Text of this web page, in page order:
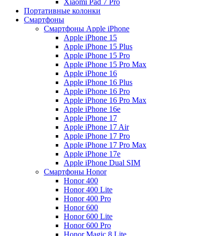
Xiaomi Pad 7 Pro
Портативные колонки
Смартфоны
Смартфоны Apple iPhone
Apple iPhone 15
Apple iPhone 15 Plus
Apple iPhone 15 Pro
Apple iPhone 15 Pro Max
Apple iPhone 16
Apple iPhone 16 Plus
Apple iPhone 16 Pro
Apple iPhone 16 Pro Max
Apple iPhone 16e
Apple iPhone 17
Apple iPhone 17 Air
Apple iPhone 17 Pro
Apple iPhone 17 Pro Max
Apple iPhone 17e
Apple iPhone Dual SIM
Смартфоны Honor
Honor 400
Honor 400 Lite
Honor 400 Pro
Honor 600
Honor 600 Lite
Honor 600 Pro
Honor Magic 8 Lite